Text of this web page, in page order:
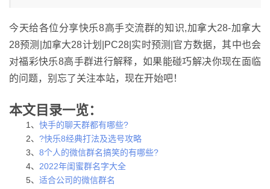
今天给各位分享快乐8高手交流群的知识,加拿大28-加拿大
28预测|加拿大28计划|PC28|实时预测|官方数据，其中也会
对福彩快乐8高手群进行解释，如果能碰巧解决你现在面临
的问题，别忘了关注本站，现在开始吧！
本文目录一览：
1、 快手的聊天群都有哪些?
2、 ?快乐8经典打法及选号攻略
3、 8个人的微信群名搞笑的有哪些?
4、 2022年闺蜜群名字大全
5、 适合公司的微信群名